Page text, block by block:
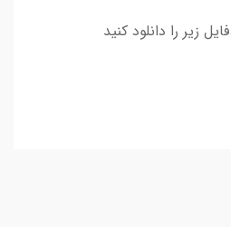
زیر را دانلود کنید